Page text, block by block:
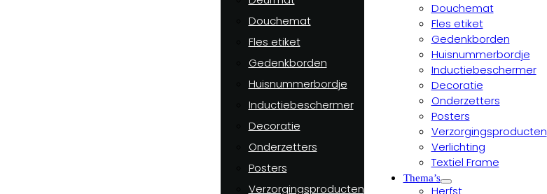
Douchemat
Fles etiket
Gedenkborden
Huisnummerbordje
Inductiebeschermer
Decoratie
Onderzetters
Posters
Verzorgingsproducten
Douchemat
Fles etiket
Gedenkborden
Huisnummerbordje
Inductiebeschermer
Decoratie
Onderzetters
Posters
Verzorgingsproducten
Verlichting
Textiel Frame
Thema’s
Herfst